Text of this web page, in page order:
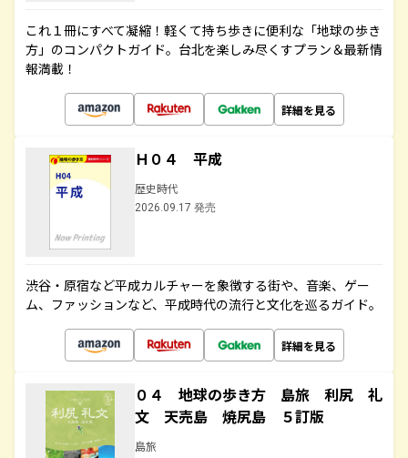
これ１冊にすべて凝縮！軽くて持ち歩きに便利な「地球の歩き
方」のコンパクトガイド。台北を楽しみ尽くすプラン＆最新情
報満載！
詳細を見る
Ｈ０４ 平成
歴史時代
2026.09.17 発売
渋谷・原宿など平成カルチャーを象徴する街や、音楽、ゲー
ム、ファッションなど、平成時代の流行と文化を巡るガイド。
詳細を見る
０４ 地球の歩き方 島旅 利尻 礼
文 天売島 焼尻島 ５訂版
島旅